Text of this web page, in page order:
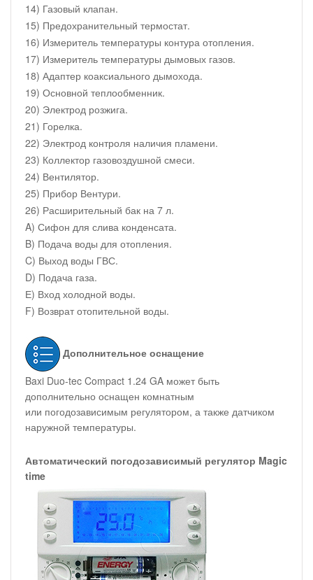
14) Газовый клапан.
15) Предохранительный термостат.
16) Измеритель температуры контура отопления.
17) Измеритель температуры дымовых газов.
18) Адаптер коаксиального дымохода.
19) Основной теплообменник.
20) Электрод розжига.
21) Горелка.
22) Электрод контроля наличия пламени.
23) Коллектор газовоздушной смеси.
24) Вентилятор.
25) Прибор Вентури.
26) Расширительный бак на 7 л.
A) Сифон для слива конденсата.
B) Подача воды для отопления.
C) Выход воды ГВС.
D) Подача газа.
Е) Вход холодной воды.
F) Возврат отопительной воды.
Дополнительное оснащение
Baxi Duo-tec Compact 1.24 GA может быть
дополнительно оснащен комнатным
или погодозависимым регулятором, а также датчиком
наружной температуры.
Автоматический погодозависимый регулятор Magic
time